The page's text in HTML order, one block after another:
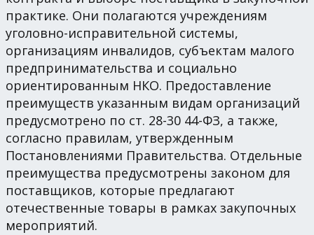
практике. Они полагаются учреждениям
уголовно-исправительной системы,
организациям инвалидов, субъектам малого
предпринимательства и социально
ориентированным НКО. Предоставление
преимуществ указанным видам организаций
предусмотрено по ст. 28-30 44-ФЗ, а также,
согласно правилам, утвержденным
Постановлениями Правительства. Отдельные
преимущества предусмотрены законом для
поставщиков, которые предлагают
отечественные товары в рамках закупочных
мероприятий.